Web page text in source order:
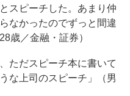
スピーチした。あまり仲
なかったのでずっと間違
歳／金融・証券）
ただスピーチ本に書いて
な上司のスピーチ」（男